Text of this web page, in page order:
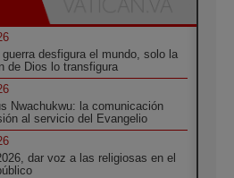
guerra desfigura el mundo, solo la
de Dios lo transfigura
Nwachukwu: la comunicación
al servicio del Evangelio
dar voz a las religiosas en el